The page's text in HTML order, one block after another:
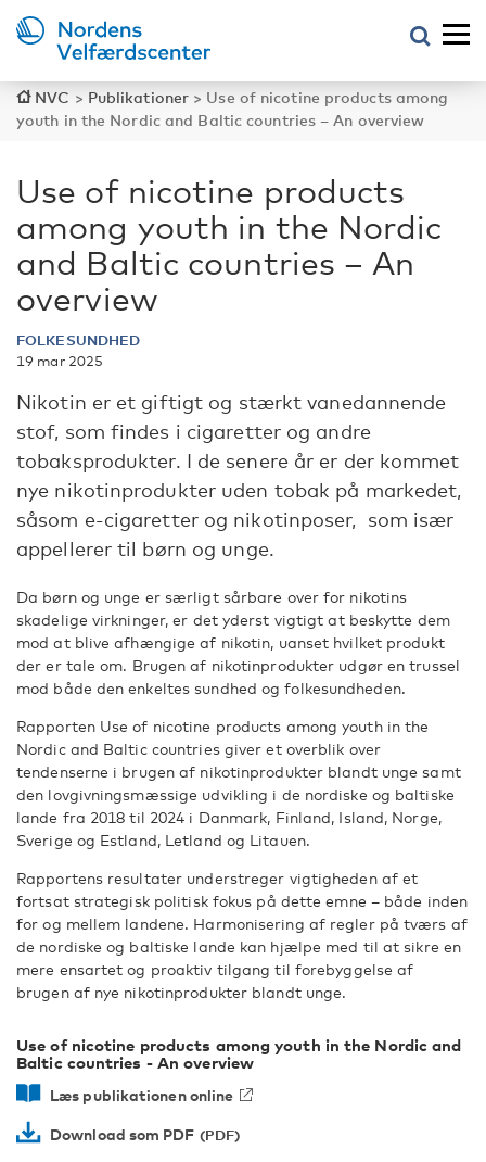
NVC > Publikationer > Use of nicotine products among
youth in the Nordic and Baltic countries – An overview
Use of nicotine products
among youth in the Nordic
and Baltic countries – An
overview
FOLKESUNDHED
19 mar 2025
Nikotin er et giftigt og stærkt vanedannende
stof, som findes i cigaretter og andre
tobaksprodukter. I de senere år er der kommet
nye nikotinprodukter uden tobak på markedet,
såsom e-cigaretter og nikotinposer, som især
appellerer til børn og unge.
Da børn og unge er særligt sårbare over for nikotins
skadelige virkninger, er det yderst vigtigt at beskytte dem
mod at blive afhængige af nikotin, uanset hvilket produkt
der er tale om. Brugen af nikotinprodukter udgør en trussel
mod både den enkeltes sundhed og folkesundheden.
Rapporten Use of nicotine products among youth in the
Nordic and Baltic countries giver et overblik over
tendenserne i brugen af nikotinprodukter blandt unge samt
den lovgivningsmæssige udvikling i de nordiske og baltiske
lande fra 2018 til 2024 i Danmark, Finland, Island, Norge,
Sverige og Estland, Letland og Litauen.
Rapportens resultater understreger vigtigheden af et
fortsat strategisk politisk fokus på dette emne – både inden
for og mellem landene. Harmonisering af regler på tværs af
de nordiske og baltiske lande kan hjælpe med til at sikre en
mere ensartet og proaktiv tilgang til forebyggelse af
brugen af nye nikotinprodukter blandt unge.
Use of nicotine products among youth in the Nordic and
Baltic countries - An overview
Læs publikationen online
Download som PDF